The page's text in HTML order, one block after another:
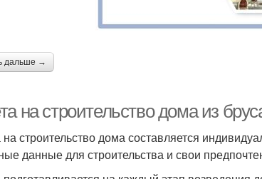
дальше →
на строительство дома из
строительство дома составляется
данные для строительства и свои